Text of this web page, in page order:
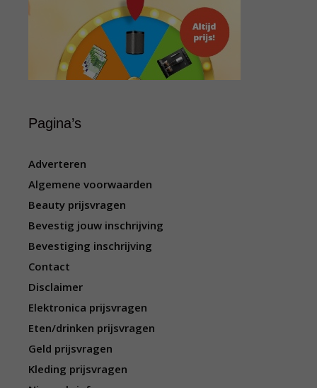
Pagina’s
Adverteren
Algemene voorwaarden
Beauty prijsvragen
Bevestig jouw inschrijving
Bevestiging inschrijving
Contact
Disclaimer
Elektronica prijsvragen
Eten/drinken prijsvragen
Geld prijsvragen
Kleding prijsvragen